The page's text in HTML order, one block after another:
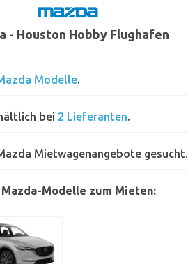
- Houston Hobby Flughafen
Modelle.
bei 2 Lieferanten.
Mietwagenangebote gesucht.
Modelle zum Mieten: